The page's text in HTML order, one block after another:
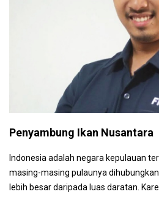
Penyambung Ikan Nusantara
Indonesia adalah negara kepulauan
masing-masing pulaunya
lebih besar daripada luas daratan.